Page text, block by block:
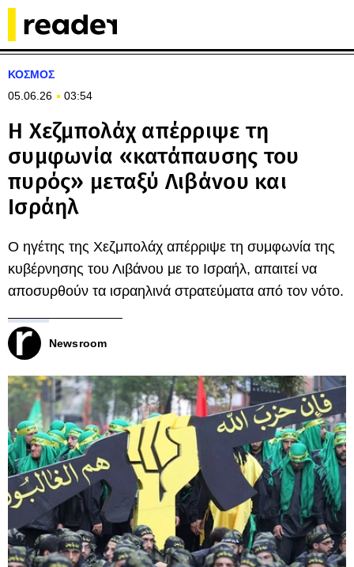
ΚΟΣΜΟΣ
05.06.26
03:54
Η Χεζμπολάχ απέρριψε τη
συμφωνία «κατάπαυσης του
πυρός» μεταξύ Λιβάνου και
Ισράηλ
Ο ηγέτης της Χεζμπολάχ απέρριψε τη συμφωνία της
κυβέρνησης του Λιβάνου με το Ισραήλ, απαιτεί να
αποσυρθούν τα ισραηλινά στρατεύματα από τον νότο.
Newsroom